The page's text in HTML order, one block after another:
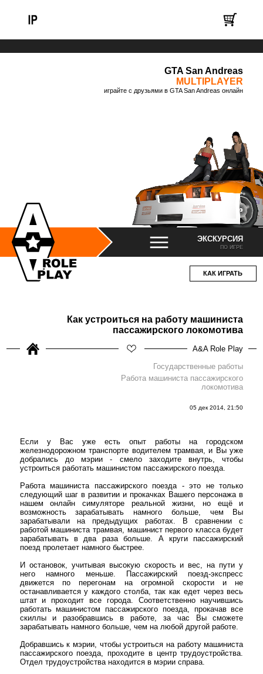
GTA San Andreas
MULTIPLAYER
играйте с друзьями в GTA San Andreas онлайн
ЭКСКУРСИЯ
ПО ИГРЕ
КАК ИГРАТЬ
Как устроиться на работу машиниста
пассажирского локомотива
A&A Role Play
Государственные работы
Работа машиниста пассажирского
локомотива
05 дек 2014, 21:50
Если у Вас уже есть опыт работы на городском
железнодорожном транспорте водителем трамвая, и Вы уже
добрались до мэрии - смело заходите внутрь, чтобы
устроиться работать машинистом пассажирского поезда.
Работа машиниста пассажирского поезда - это не только
следующий шаг в развитии и прокачках Вашего персонажа в
нашем онлайн симуляторе реальной жизни, но ещё и
возможность зарабатывать намного больше, чем Вы
зарабатывали на предыдущих работах. В сравнении с
работой машиниста трамвая, машинист первого класса будет
зарабатывать в два раза больше. А круги пассажирский
поезд пролетает намного быстрее.
И остановок, учитывая высокую скорость и вес, на пути у
него намного меньше. Пассажирский поезд-экспресс
движется по перегонам на огромной скорости и не
останавливается у каждого столба, так как едет через весь
штат и проходит все города. Соответственно научившись
работать машинистом пассажирского поезда, прокачав все
скиллы и разобравшись в работе, за час Вы сможете
зарабатывать намного больше, чем на любой другой работе.
Добравшись к мэрии, чтобы устроиться на работу машиниста
пассажирского поезда, проходите в центр трудоустройства.
Отдел трудоустройства находится в мэрии справа.